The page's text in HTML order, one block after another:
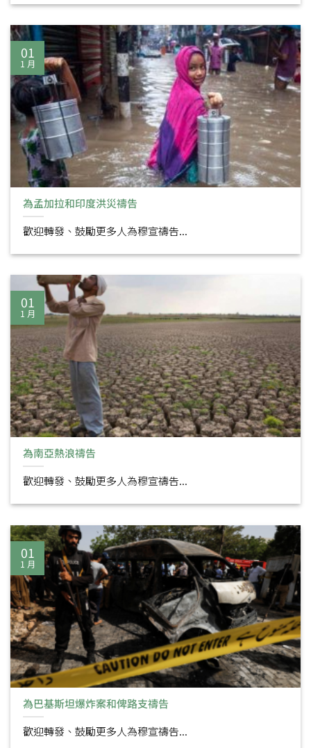
為孟加拉和印度洪災禱告
歡迎轉發、鼓勵更多人為穆宣禱告...
01
1 月
為南亞熱浪禱告
歡迎轉發、鼓勵更多人為穆宣禱告...
01
1 月
為巴基斯坦爆炸案和俾路支禱告
歡迎轉發、鼓勵更多人為穆宣禱告...
01
1 月